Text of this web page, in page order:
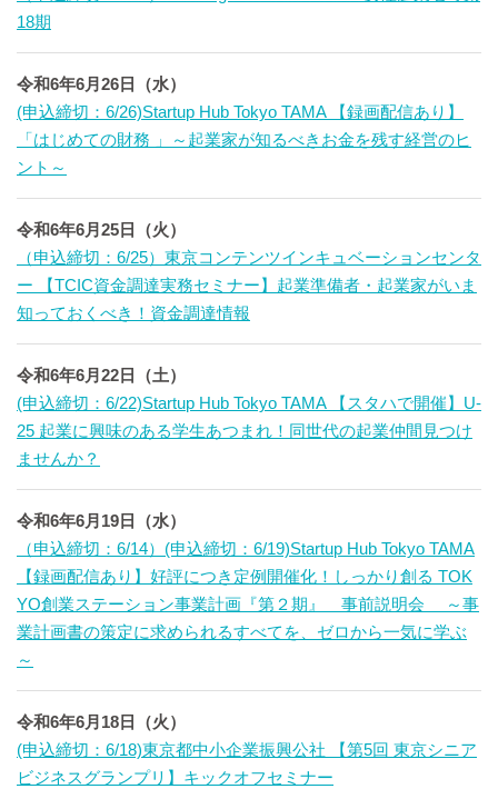
18期
令和6年6月26日（水）
(申込締切：6/26)Startup Hub Tokyo TAMA 【録画配信あり】
「はじめての財務 」～起業家が知るべきお金を残す経営のヒ
ント～
令和6年6月25日（火）
（申込締切：6/25）東京コンテンツインキュベーションセンタ
ー 【TCIC資金調達実務セミナー】起業準備者・起業家がいま
知っておくべき！資金調達情報
令和6年6月22日（土）
(申込締切：6/22)Startup Hub Tokyo TAMA 【スタハで開催】U-
25 起業に興味のある学生あつまれ！同世代の起業仲間見つけ
ませんか？
令和6年6月19日（水）
（申込締切：6/14）(申込締切：6/19)Startup Hub Tokyo TAMA
【録画配信あり】好評につき定例開催化！しっかり創る TOK
YO創業ステーション事業計画『第２期』 事前説明会 ～事
業計画書の策定に求められるすべてを、ゼロから一気に学ぶ
～
令和6年6月18日（火）
(申込締切：6/18)東京都中小企業振興公社 【第5回 東京シニア
ビジネスグランプリ】キックオフセミナー